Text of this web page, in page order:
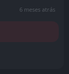
6 meses atrás